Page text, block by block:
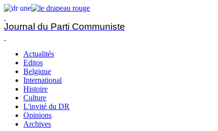
Journal du Parti Communiste
Actualités
Editos
Belgique
International
Histoire
Culture
L'invité du DR
Opinions
Archives